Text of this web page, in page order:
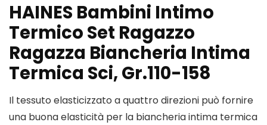
HAINES Bambini Intimo
Termico Set Ragazzo
Ragazza Biancheria Intima
Termica Sci, Gr.110-158
Il tessuto elasticizzato a quattro direzioni può fornire
una buona elasticità per la biancheria intima termica